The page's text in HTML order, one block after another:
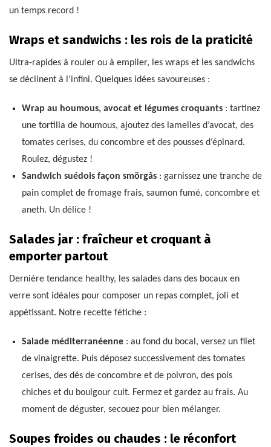
un temps record !
Wraps et sandwichs : les rois de la praticité
Ultra-rapides à rouler ou à empiler, les wraps et les sandwichs
se déclinent à l’infini. Quelques idées savoureuses :
Wrap au houmous, avocat et légumes croquants: tartinez
une tortilla de houmous, ajoutez des lamelles d’avocat, des
tomates cerises, du concombre et des pousses d’épinard.
Roulez, dégustez !
Sandwich suédois façon smörgås: garnissez une tranche de
pain complet de fromage frais, saumon fumé, concombre et
aneth. Un délice !
Salades jar : fraîcheur et croquant à
emporter partout
Dernière tendance healthy, les salades dans des bocaux en
verre sont idéales pour composer un repas complet, joli et
appétissant. Notre recette fétiche :
Salade méditerranéenne: au fond du bocal, versez un filet
de vinaigrette. Puis déposez successivement des tomates
cerises, des dés de concombre et de poivron, des pois
chiches et du boulgour cuit. Fermez et gardez au frais. Au
moment de déguster, secouez pour bien mélanger.
Soupes froides ou chaudes : le réconfort